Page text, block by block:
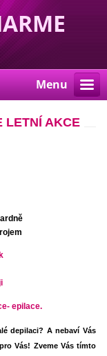
Menu
AKCE
epilace.
depilaci? A nebaví Vás
Vás! Zveme Vás tímto